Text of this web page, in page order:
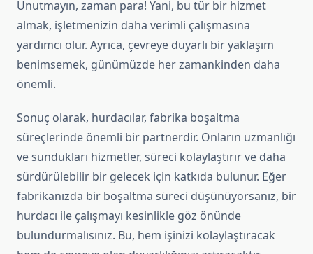
Unutmayın, zaman para! Yani, bu tür bir hizmet
almak, işletmenizin daha verimli çalışmasına
yardımcı olur. Ayrıca, çevreye duyarlı bir yaklaşım
benimsemek, günümüzde her zamankinden daha
önemli.
Sonuç olarak, hurdacılar, fabrika boşaltma
süreçlerinde önemli bir partnerdir. Onların uzmanlığı
ve sundukları hizmetler, süreci kolaylaştırır ve daha
sürdürülebilir bir gelecek için katkıda bulunur. Eğer
fabrikanızda bir boşaltma süreci düşünüyorsanız, bir
hurdacı ile çalışmayı kesinlikle göz önünde
bulundurmalısınız. Bu, hem işinizi kolaylaştıracak